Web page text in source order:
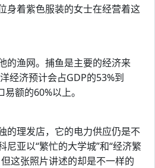
身着紫色服装的女士在经营着这
的渔网。捕鱼是主要的经济来
经济预计会占GDP的53%到
额的60%以上。
的理发店，它的电力供应仍是不
尼亚以“繁忙的大学城”和“经济繁
这张照片讲述的却是不一样的